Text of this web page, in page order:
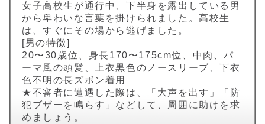
女子高校生が通行中、下半身を露出している男
から卑わいな言葉を掛けられました。高校生
は、すぐにその場から逃げました。
[男の特徴]
20〜30歳位、身長170〜175cm位、中肉、パ
ーマ風の頭髪、上衣黒色のノースリーブ、下衣
色不明の長ズボン着用
★不審者に遭遇した際は、「大声を出す」「防
犯ブザーを鳴らす」などして、周囲に助けを求
めましょう。